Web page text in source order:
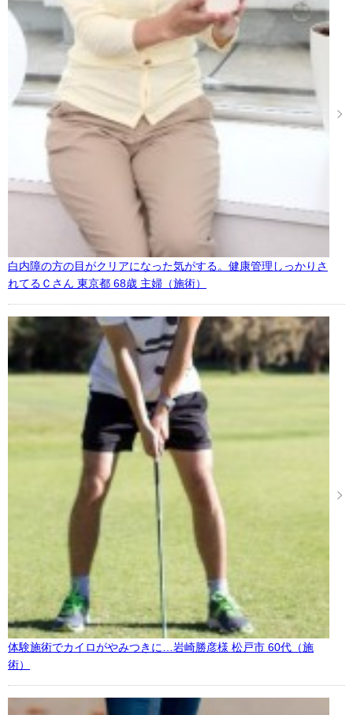
白内障の方の目がクリアになった気がする。健康管理しっかりさ
れてるＣさん 東京都 68歳 主婦（施術）
体験施術でカイロがやみつきに…岩崎勝彦様 松戸市 60代（施
術）